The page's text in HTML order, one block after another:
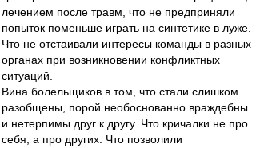
лечением после травм, что не предприняли
попыток поменьше играть на синтетике в луже.
Что не отстаивали интересы команды в разных
органах при возникновении конфликтных
ситуаций.
Вина болельщиков в том, что стали слишком
разобщены, порой необоснованно враждебны
и нетерпимы друг к другу. Что кричалки не про
себя, а про других. Что позволили